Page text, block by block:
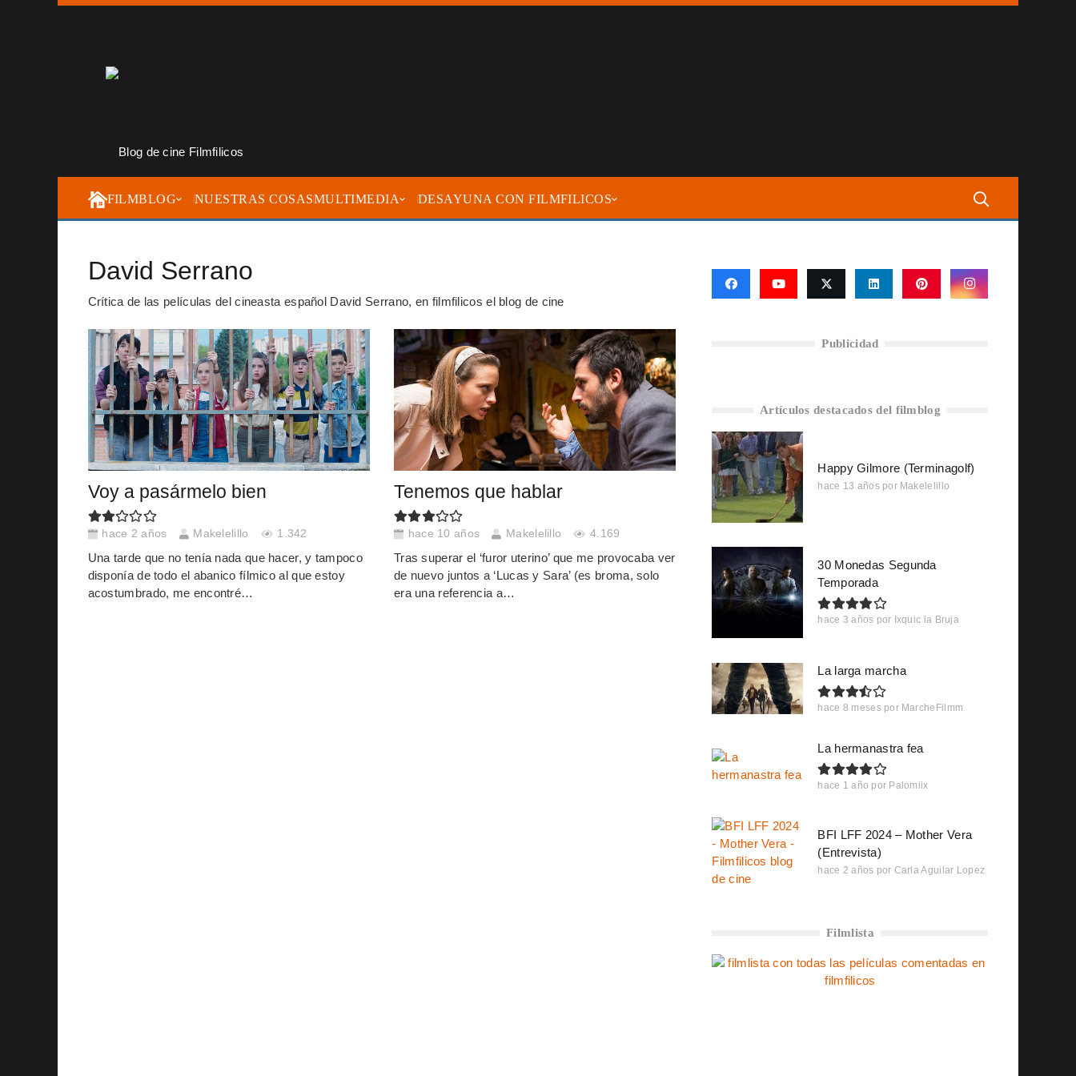
FILMBLOG NUESTRAS COSASMULTIMEDIA DESAYUNA CON FILMFILICOS
David Serrano
Crítica de las películas del cineasta español David Serrano, en filmfilicos el blog de cine
Voy a pasármelo bien
hace 2 años Makelelillo 1.342
Una tarde que no tenía nada que hacer, y tampoco
disponía de todo el abanico fílmico al que estoy
acostumbrado, me encontré…
Tenemos que hablar
hace 10 años Makelelillo 4.169
Tras superar el ‘furor uterino’ que me provocaba ver
de nuevo juntos a ‘Lucas y Sara’ (es broma, solo
era una referencia a…
Publicidad
Artículos destacados del filmblog
Happy Gilmore (Terminagolf)
hace 13 años por Makelelillo
30 Monedas Segunda
Temporada
hace 3 años por Ixquic la Bruja
La larga marcha
hace 8 meses por MarcheFilmm
La hermanastra fea
hace 1 año por Palomiix
BFI LFF 2024 – Mother Vera
(Entrevista)
hace 2 años por Carla Aguilar Lopez
Filmlista